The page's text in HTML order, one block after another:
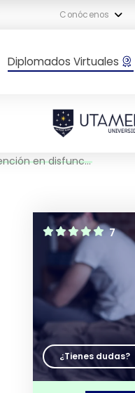
Conócenos
Diplomados Virtuales
y trastornos parafílicos
7
¿Tienes dudas?